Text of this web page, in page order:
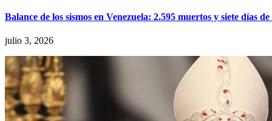
Balance de los sismos en Venezuela: 2.595 muertos y siete días
julio 3, 2026